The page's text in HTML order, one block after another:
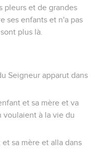
pleurs et de grandes
ses enfants et n'a pas
plus là.
Seigneur apparut dans
et sa mère et va
voulaient à la vie du
sa mère et alla dans